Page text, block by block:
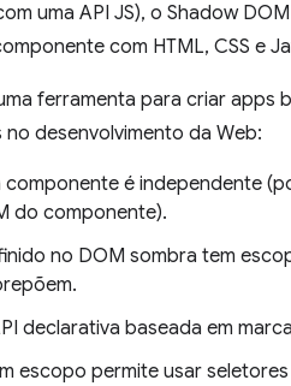
uma API JS), o Shadow
com HTML, CSS e
ferramenta para criar apps
desenvolvimento da Web:
componente é independente
do componente).
no DOM sombra tem
declarativa baseada em
escopo permite usar